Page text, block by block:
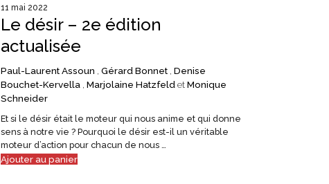
11 mai 2022
Le désir – 2e édition
actualisée
Paul-Laurent Assoun , Gérard Bonnet, Denise
Bouchet-Kervella , Marjolaine Hatzfeld etMonique
Schneider
Et si le désir était le moteur qui nous anime et qui donne
sens à notre vie ? Pourquoi le désir est-il un véritable
moteur d’action pour chacun de nous …
Ajouter au panier